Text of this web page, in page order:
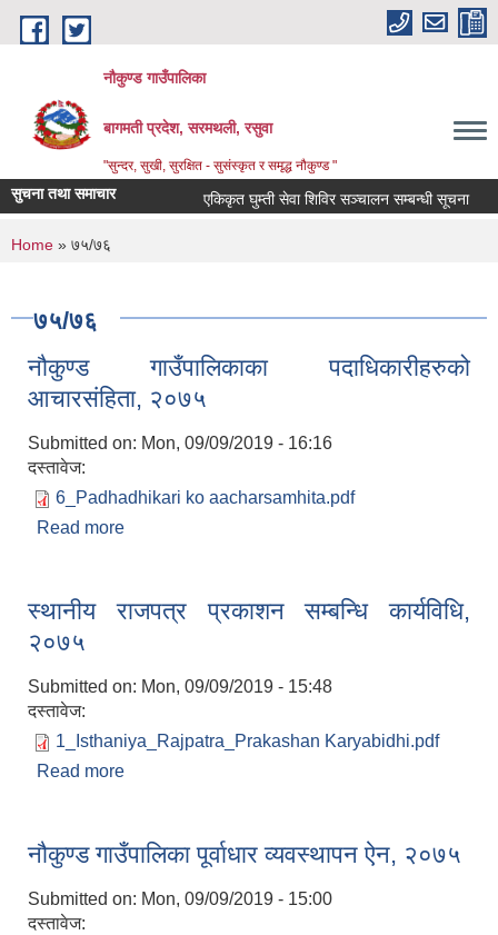
Skip to main content
नौकुण्ड गाउँपालिका
बागमती प्रदेश, सरमथली, रसुवा
"सुन्दर, सुखी, सुरक्षित - सुसंस्कृत र समृद्ध नौकुण्ड "
सुचना तथा समाचार एकिकृत घुम्ती सेवा शिविर सञ्‍चालन सम्बन्धी सूचना
You are here
Home » ७५/७६
७५/७६
नौकुण्ड गाउँपालिकाका पदाधिकारीहरुको
आचारसंहिता, २०७५
Submitted on: Mon, 09/09/2019 - 16:16
दस्तावेज:
6_Padhadhikari ko aacharsamhita.pdf
Read more
स्थानीय राजपत्र प्रकाशन सम्बन्धि कार्यविधि,
२०७५
Submitted on: Mon, 09/09/2019 - 15:48
दस्तावेज:
1_Isthaniya_Rajpatra_Prakashan Karyabidhi.pdf
Read more
नौकुण्ड गाउँपालिका पूर्वाधार व्यवस्थापन ऐन, २०७५
Submitted on: Mon, 09/09/2019 - 15:00
दस्तावेज: